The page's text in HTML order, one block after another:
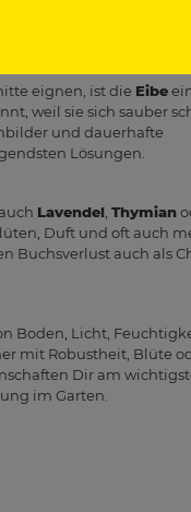
recht
eignen, ist die Eibe
weil sie sich sauber
und dauerhafte
Lösungen.
Lavendel, Thymian
Duft und oft auch
Buchsverlust auch als
Boden, Licht,
mit Robustheit, Blüte
Dir am
im Garten.